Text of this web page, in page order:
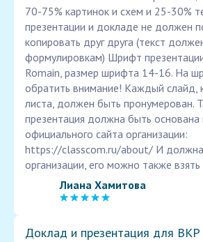
70-75% картинок и схем и 25-30%
презентации и докладе не должен
копировать друг друга (текст
формулировкам) Шрифт
Romain, размер шрифта 14-16. На
обратить внимание! Каждый слайд,
листа, должен быть пронумерован.
презентация должна быть
официального сайта организации:
https://classcom.ru/about/ И должна
организации, его можно также взять
Лиана Хамитова
Доклад и презентация для ВКР